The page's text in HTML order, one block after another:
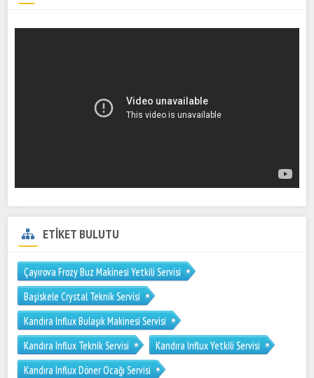
ETİKET BULUTU
Çayırova Frozy Buz Makinesi Yetkili Servisi
Başiskele Crystal Teknik Servisi
Kandıra Influx Bulaşık Makinesi Servisi
Kandıra Influx Teknik Servisi
Kandıra Influx Yetkili Servisi
Kandıra Influx Döner Ocağı Servisi